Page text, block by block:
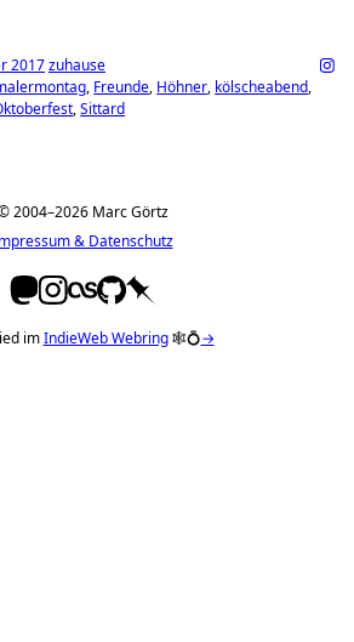
2017zuhause
Freunde Höhner kölscheabend
Sittard
2004–2026 Marc Görtz
& Datenschutz
imIndieWeb Webring🕸💍→